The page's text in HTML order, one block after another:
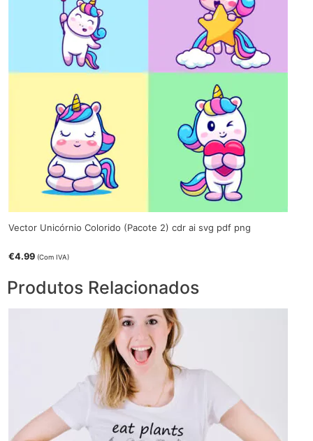
Vector Unicórnio Colorido (Pacote 2) cdr ai svg pdf png
€4.99 (Com IVA)
Produtos Relacionados